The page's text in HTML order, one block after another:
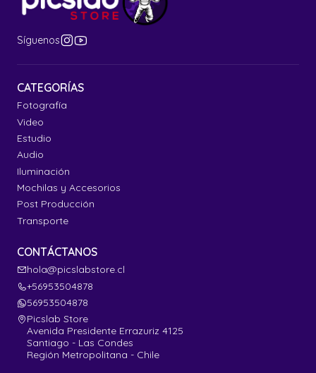
Síguenos
CATEGORÍAS
Fotografía
Video
Estudio
Audio
Iluminación
Mochilas y Accesorios
Post Producción
Transporte
CONTÁCTANOS
hola@picslabstore.cl
+56953504878
56953504878
Picslab Store
Avenida Presidente Errazuriz 4125
Santiago - Las Condes
Región Metropolitana - Chile